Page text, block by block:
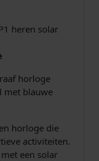
i
:
heren solar
horloge
met blauwe
horloge die
activiteiten.
een solar